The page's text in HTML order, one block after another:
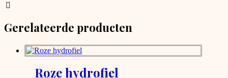
Gerelateerde producten
Roze hydrofiel